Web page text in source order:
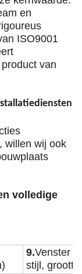
en
ISO9001
van
willen wij ook
volledige
9.Venster
stijl, grootte